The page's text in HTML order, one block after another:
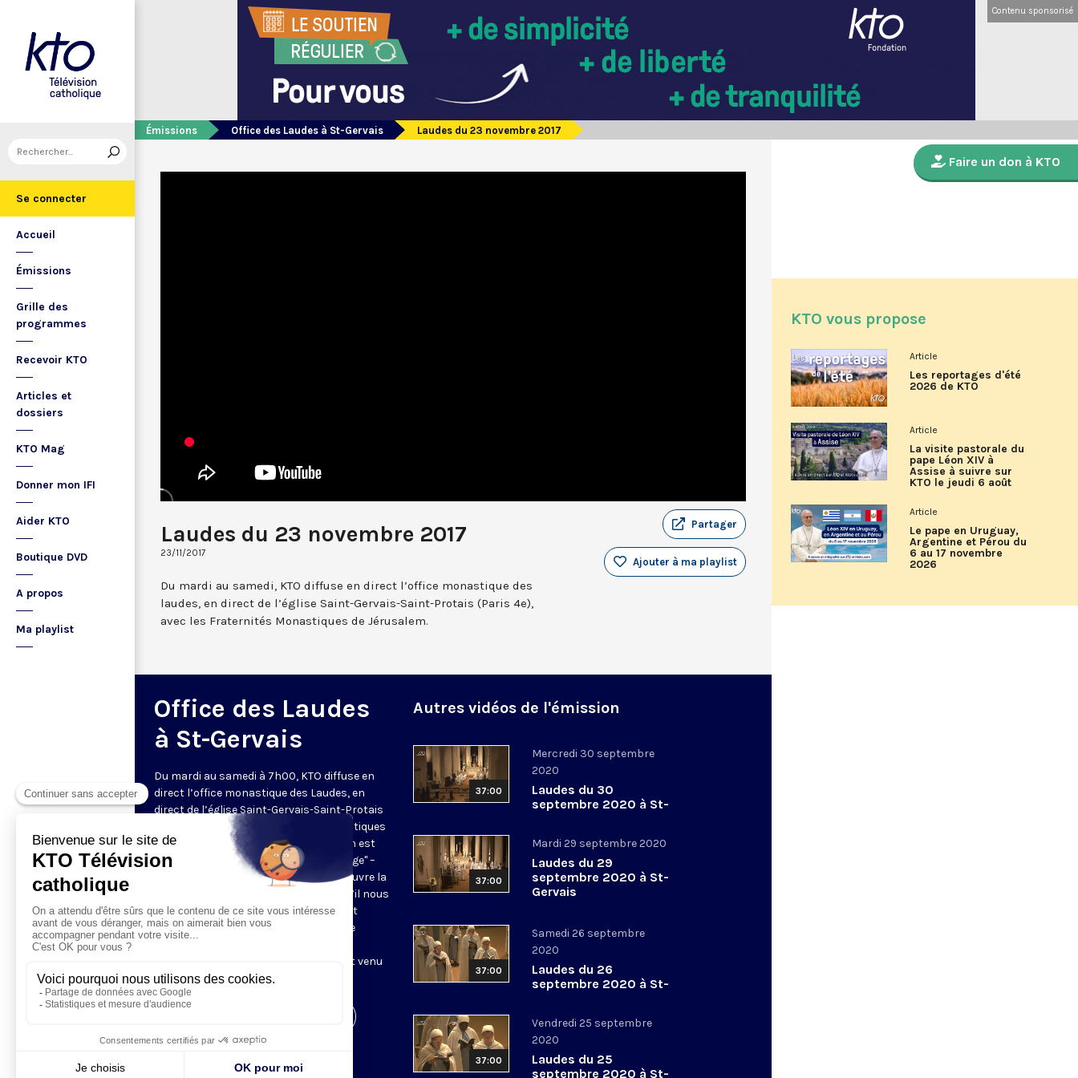
Se connecter
Accueil
Émissions
Grille des
programmes
Recevoir KTO
Articles et
dossiers
KTO Mag
Donner mon IFI
Aider KTO
Boutique DVD
A propos
Ma playlist
Contenu sponsorisé
Émissions Office des Laudes à St-Gervais Laudes du 23 novembre 2017
Laudes du 23 novembre 2017
23/11/2017
Partager
Ajouter à ma playlist
Du mardi au samedi, KTO diffuse en direct l’office monastique des
laudes, en direct de l’église Saint-Gervais-Saint-Protais (Paris 4e),
avec les Fraternités Monastiques de Jérusalem.
Office des Laudes
à St-Gervais
Du mardi au samedi à 7h00, KTO diffuse en
direct l’office monastique des Laudes, en
direct de l’église Saint-Gervais-Saint-Protais
(Paris IVe), avec les Fraternités Monastiques
de Jérusalem. Les Laudes – dont le nom est
dérivé du terme latin qui signifie "louange" –
sont d’abord la prière de louange qui ouvre la
journée pour remercier Dieu du don qu’il nous
fait de ce jour nouveau, et le placer tout
entier sous son regard. Mais son heure
Résurrection du Seigneur, "soleil levant venu
nous visiter" (Lc 1,28).
Autres vidéos de l'émission
37:00
Mercredi 30 septembre
2020
Laudes du 30
septembre 2020 à St-
37:00
Mardi 29 septembre 2020
Laudes du 29
septembre 2020 à St-
Gervais
37:00
Samedi 26 septembre
2020
Laudes du 26
septembre 2020 à St-
37:00
Vendredi 25 septembre
2020
Laudes du 25
septembre 2020 à St-
Faire un don à KTO
KTO vous propose
Article
Les reportages d'été
2026 de KTO
Article
La visite pastorale du
pape Léon XIV à
Assise à suivre sur
KTO le jeudi 6 août
Article
Le pape en Uruguay,
Argentine et Pérou du
6 au 17 novembre
2026